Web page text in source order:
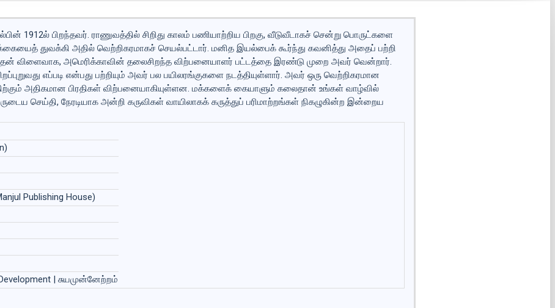
1912ல் பிறந்தவர். ராணுவத்தில் சிறிது காலம் பணியாற்றிய பிறகு, வீடுவீடாகச் சென்று பொருட்களை
துவக்கி அதில் வெற்றிகரமாகச் செயல்பட்டார். மனித இயல்பைக் கூர்ந்து கவனித்து அதைப் பற்றி
விளைவாக, அமெரிக்காவின் தலைசிறந்த விற்பனையாளர் பட்டத்தை இரண்டு முறை அவர் வென்றார்.
எப்படி என்பது பற்றியும் அவர் பல பயிலரங்குகளை நடத்தியுள்ளார். அவர் ஒரு வெற்றிகரமான
அதிகமான பிரதிகள் விற்பனையாகியுள்ளன. மக்களைக் கையாளும் கலைதான் உங்கள் வாழ்வில்
செய்தி, நேரடியாக அன்றி கருவிகள் வாயிலாகக் கருத்துப் பரிமாற்றங்கள் நிகழுகின்ற இன்றைய
Publishing House)
| சுயமுன்னேற்றம்